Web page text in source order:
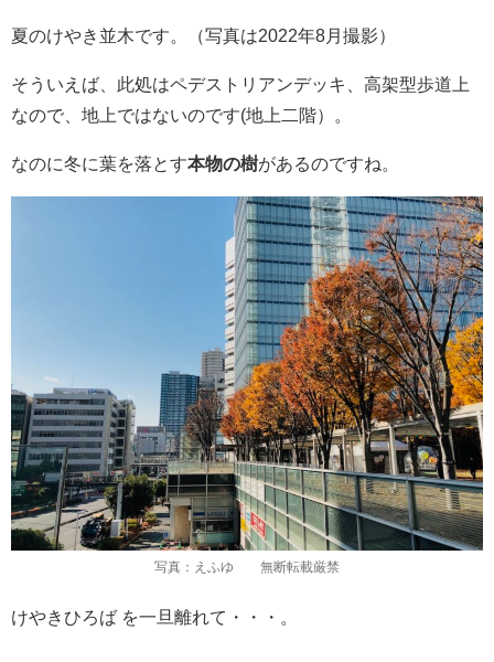
夏のけやき並木です。（写真は2022年8月撮影）
そういえば、此処はペデストリアンデッキ、高架型歩道上
なので、地上ではないのです(地上二階）。
なのに冬に葉を落とす本物の樹があるのですね。
写真：えふゆ 無断転載厳禁
けやきひろば を一旦離れて・・・。